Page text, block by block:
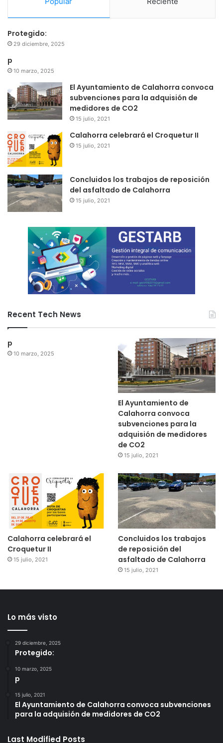
Protegido:
29 diciembre, 2025
p
10 marzo, 2025
El Ayuntamiento de Calahorra convoca
subvenciones para la adquisión de
medidores de CO2
15 julio, 2021
Calahorra celebrará el Croquetur II
15 julio, 2021
Concluidos los trabajos de reposición
del asfaltado de Calahorra
15 julio, 2021
Recent Tech News
p
10 marzo, 2025
El Ayuntamiento de
Calahorra convoca
subvenciones para la
adquisión de medidores
de CO2
15 julio, 2021
Calahorra celebrará el
Croquetur II
15 julio, 2021
Concluidos los trabajos
de reposición del
asfaltado de Calahorra
15 julio, 2021
Lo más visto
29 diciembre, 2025
Protegido:
10 marzo, 2025
p
15 julio, 2021
El Ayuntamiento de Calahorra convoca subvenciones
para la adquisión de medidores de CO2
Last Modified Posts